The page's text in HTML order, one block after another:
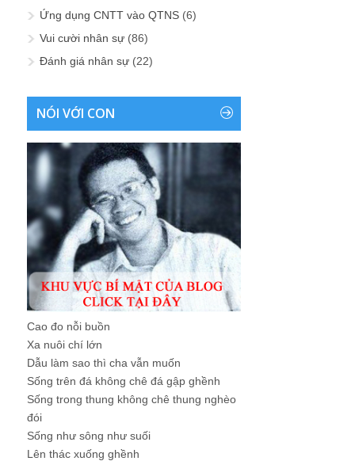
Ứng dụng CNTT vào QTNS (6)
Vui cười nhân sự (86)
Đánh giá nhân sự (22)
NÓI VỚI CON
Cao đo nỗi buồn
Xa nuôi chí lớn
Dẫu làm sao thì cha vẫn muốn
Sống trên đá không chê đá gập ghềnh
Sống trong thung không chê thung nghèo
đói
Sống như sông như suối
Lên thác xuống ghềnh